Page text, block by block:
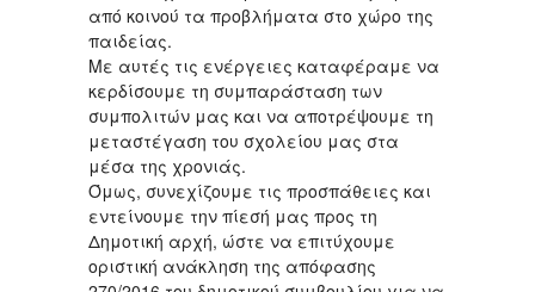
από κοινού τα προβλήματα στο χώρο της
παιδείας.
Με αυτές τις ενέργειες καταφέραμε να
κερδίσουμε τη συμπαράσταση των
συμπολιτών μας και να αποτρέψουμε τη
μεταστέγαση του σχολείου μας στα
μέσα της χρονιάς.
Όμως, συνεχίζουμε τις προσπάθειες και
εντείνουμε την πίεσή μας προς τη
Δημοτική αρχή, ώστε να επιτύχουμε
οριστική ανάκληση της απόφασης